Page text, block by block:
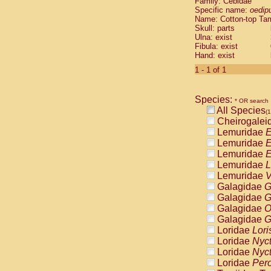
Cebidae
Cebidae
Cebidae
Cebidae
Cebidae
Cebidae
Cebidae
Cebidae
Cebidae
Cebidae
Cebidae
Cebidae
Atelidae
Atelidae
Atelidae
Atelidae
Atelidae
Atelidae
Atelidae
Atelidae
Atelidae
Atelidae
Pitheciidae
Specific name:
Name: Cotton-top
Skull: parts
Ulna: exist
Fibula: exist
Hand: exist
1 - 1 of 1
Species: * OR search
All Species
Lemuridae
Lemuridae
Lemuridae
Lemuridae
Lemuridae
Galagidae
Galagidae
Galagidae
Galagidae
Loridae
Loridae
Loridae
Loridae